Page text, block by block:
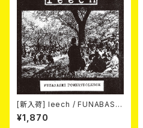
[新入荷] leech / FUNABASHI
POWERVIOLENCE (CD)
¥1,870